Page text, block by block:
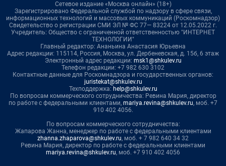
Сетевое издание «Москва онлайн» (18+)
Зарегистрировано Федеральной службой по надзору в сфере связи,
информационных технологий и массовых коммуникаций (Роскомнадзор)
Свидетельство о регистрации СМИ ЭЛ № ФС 77— 83224 от 12.05.2022 г.
Учредитель: Общество с ограниченной ответственностью "ИНТЕРНЕТ
ТЕХНОЛОГИИ"
Главный редактор: Ананьина Анастасия Юрьевна
Адрес редакции: 115114, Россия, Москва, ул. Дербеневская, д. 15б, 6 этаж
Электронный адрес редакции: msk1@shkulev.ru
Телефон редакции: +7 982 630 3102
Контактные данные для Роскомнадзора и государственных органов:
juristekat@shkulev.ru
Техподдержка: help@shkulev.ru
По вопросам коммерческого сотрудничества: Ревина Мария, директор
по работе с федеральными клиентами, mariya.revina@shkulev.ru, моб. +7
910 402 4056.
По вопросам коммерческого сотрудничества:
Жапарова Жанна, менеджер по работе с федеральными клиентами
zhanna.zhaparova@shkulev.ru, моб. + 7 982 640 34 32
Ревина Мария, директор по работе с федеральными клиентами
mariya.revina@shkulev.ru, моб. +7 910 402 4056